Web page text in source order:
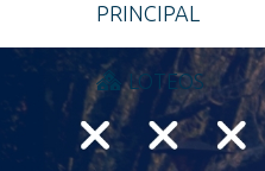
PRINCIPAL
LOTEOS